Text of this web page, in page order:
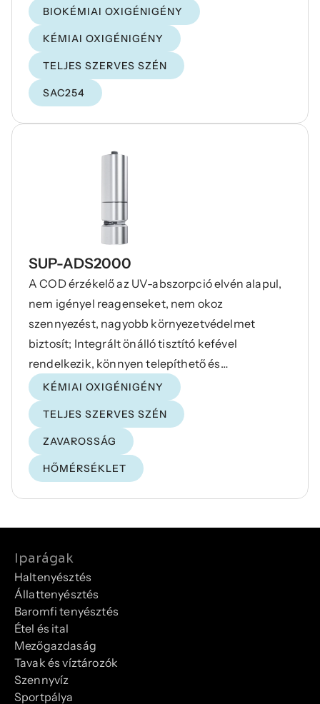
érzékelő pontos méréseket biztosít reagensek
használata nélkül. Többparaméteres
képességeivel hatékonyan méri a SAC254-et,
CODeq-t, TOCeq-t, BODeq-t és a zavarosságot.
BIOKÉMIAI OXIGÉNIGÉNY
KÉMIAI OXIGÉNIGÉNY
TELJES SZERVES SZÉN
SAC254
SUP-ADS2000
A COD érzékelő az UV-abszorpció elvén alapul,
nem igényel reagenseket, nem okoz
szennyezést, nagyobb környezetvédelmet
biztosít; Integrált önálló tisztító kefével
rendelkezik, könnyen telepíthető és
használható, sőt a hosszú távú online
megfigyelés mellett is kiváló stabilitást nyújt.
KÉMIAI OXIGÉNIGÉNY
TELJES SZERVES SZÉN
ZAVAROSSÁG
HŐMÉRSÉKLET
Iparágak
Haltenyésztés
Állattenyésztés
Baromfi tenyésztés
Étel és ital
Mezőgazdaság
Tavak és víztározók
Szennyvíz
Sportpálya